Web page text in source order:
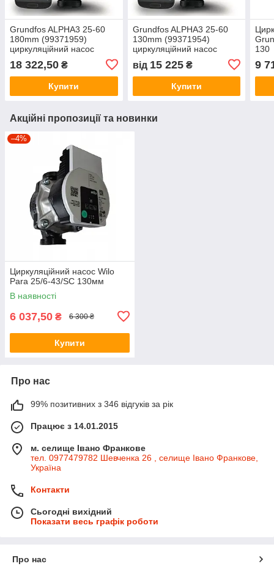
Grundfos ALPHA3 25-60
180mm (99371959)
циркуляційний насос
18 322,50 ₴
Купити
Grundfos ALPHA3 25-60
130mm (99371954)
циркуляційний насос
від 15 225₴
Купити
130
9
Акційні пропозиції та новинки
–4%
Циркуляційний насос Wilo
Para 25/6-43/SC 130мм
В наявності
6 037,50 ₴ 6 300 ₴
Купити
Про нас
99% позитивних з 346 відгуків за рік
Працює з 14.01.2015
м. селище Івано Франкове
тел. 0977479782 Шевченка 26 , селище Івано Франкове,
Україна
Контакти
Сьогодні вихідний
Показати весь графік роботи
Про нас